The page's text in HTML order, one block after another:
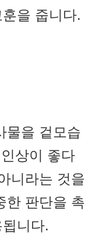
을 줍니다.
물을 겉모습
상이 좋다
니라는 것을
한 판단을 촉
니다.